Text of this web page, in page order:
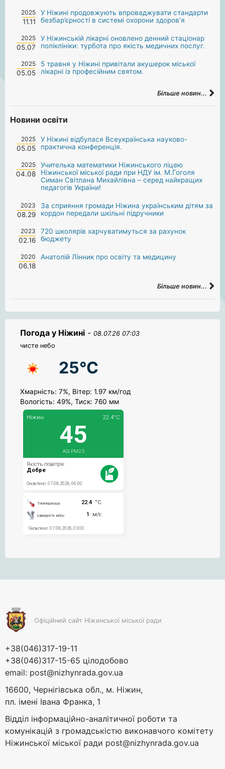
2025
11.11
У Ніжині продовжують впроваджувати стандарти
безбар’єрності в системі охорони здоров’я
2025
05.07
У Ніжинській лікарні оновлено денний стаціонар
поліклініки: турбота про якість медичних послуг.
2025
05.05
5 травня у Ніжині привітали акушерок міської
лікарні із професійним святом.
Більше новин...
Новини освіти
2025
05.05
У Ніжині відбулася Всеукраїнська науково-
практична конференція.
2025
04.08
Учителька математики Ніжинського ліцею
Ніжинської міської ради при НДУ ім. М.Гоголя
Симан Світлана Михайлівна – серед найкращих
педагогів України!
2023
08.29
За сприяння громади Ніжина українським дітям за
кордон передали шкільні підручники
2023
02.16
720 школярів харчуватимуться за рахунок
бюджету
2020
06.18
Анатолій Лінник про освіту та медицину
Більше новин...
Погода у Ніжині - 08.07.26 07:03
чисте небо
25°C
Хмарність: 7%, Вітер: 1.97 км/год
Вологість: 49%, Тиск: 760 мм
Офіційний сайт Ніжинської міської ради
+38(046)317-19-11
+38(046)317-15-65 цілодобово
email: post@nizhynrada.gov.ua
16600, Чернігівська обл., м. Ніжин,
пл. імені Івана Франка, 1
Відділ інформаційно-аналітичної роботи та
комунікацій з громадськістю виконавчого комітету
Ніжинської міської ради post@nizhynrada.gov.ua